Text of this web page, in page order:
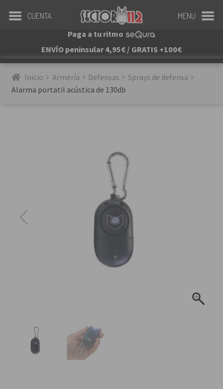
Paga a tu ritmo
ENVÍO peninsular 4,95€ / GRATIS +100€
Inicio Armería Defensas
Sprays de defensa
Alarma portatil acústica de 130db
CUENTA MENU